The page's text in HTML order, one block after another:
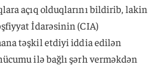
açıq olduqlarını bildirib, lakin
İdarəsinin (CIA)
təşkil etdiyi iddia edilən
ilə bağlı şərh verməkdən